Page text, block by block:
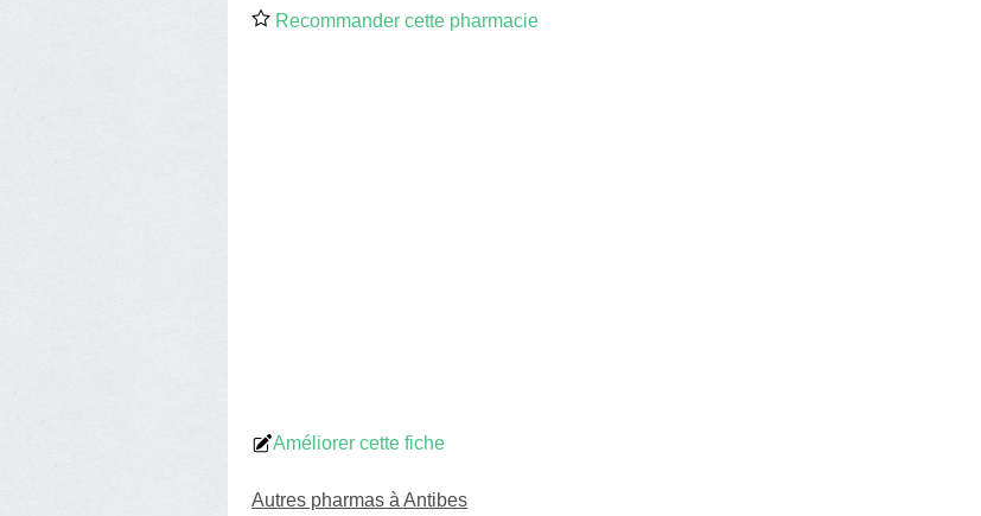
Recommander cette pharmacie
Améliorer cette fiche
Autres pharmas à Antibes